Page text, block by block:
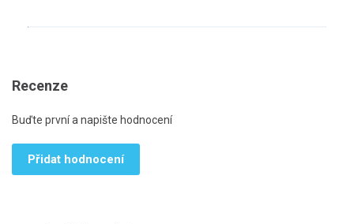
Recenze
Buďte první a napište hodnocení
Přidat hodnocení